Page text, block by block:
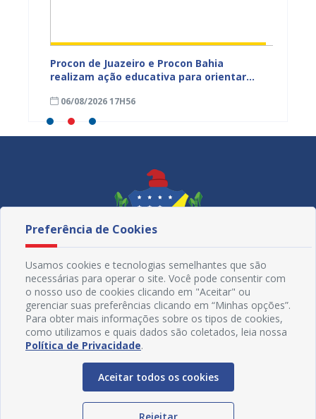
Procon de Juazeiro e Procon Bahia
realizam ação educativa para orientar
06/08/2026 17H56
Redes Sociais
Preferência de Cookies
Usamos cookies e tecnologias semelhantes que são
necessárias para operar o site. Você pode consentir com
o nosso uso de cookies clicando em "Aceitar" ou
gerenciar suas preferências clicando em “Minhas opções”.
Para obter mais informações sobre os tipos de cookies,
como utilizamos e quais dados são coletados, leia nossa
Política de Privacidade.
Aceitar todos os cookies
Rejeitar